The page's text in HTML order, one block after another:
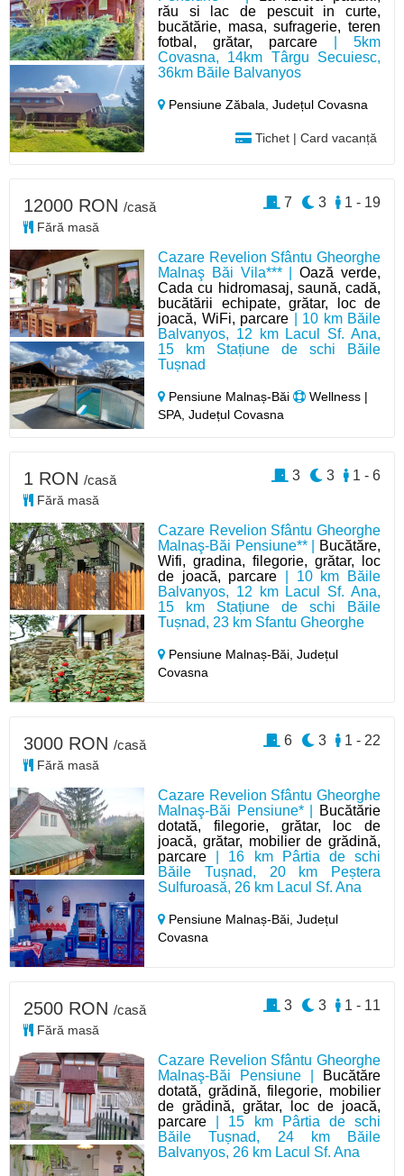
rău si lac de pescuit in curte,
bucătărie, masa, sufragerie, teren
fotbal, grătar, parcare | 5km
Covasna, 14km Târgu Secuiesc,
36km Băile Balvanyos
Pensiune Zăbala,Județul Covasna
Tichet | Card vacanță
Cazare Revelion Sfântu Gheorghe
Malnaş Băi Vila*** |Oază verde,
Cada cu hidromasaj, saună, cadă,
bucătării echipate, grătar, loc de
joacă, WiFi, parcare | 10 km Băile
Balvanyos, 12 km Lacul Sf. Ana,
15 km Stațiune de schi Băile
Tușnad
Pensiune Malnaș-Băi
Wellness |
SPA, Județul Covasna
12000 RON /casă
Fără masă
1 - 19
3
7
Cazare Revelion Sfântu Gheorghe
Malnaş-Băi Pensiune** |
Bucătăre,
Wifi, gradina, filegorie, grătar, loc
de joacă, parcare | 10 km Băile
Balvanyos, 12 km Lacul Sf. Ana,
15 km Stațiune de schi Băile
Tușnad, 23 km Sfantu Gheorghe
Pensiune Malnaș-Băi,Județul
Covasna
1 RON /casă
Fără masă
1 - 6
3
3
Cazare Revelion Sfântu Gheorghe
Malnaş-Băi Pensiune* |
Bucătărie
dotată, filegorie, grătar, loc de
joacă, grătar, mobilier de grădină,
parcare | 16 km Pârtia de schi
Băile Tușnad, 20 km Peștera
Sulfuroasă, 26 km Lacul Sf. Ana
Pensiune Malnaș-Băi,Județul
Covasna
3000 RON /casă
Fără masă
1 - 22
3
6
Cazare Revelion Sfântu Gheorghe
Malnaş-Băi Pensiune |
Bucătăre
dotată, grădină, filegorie, mobilier
de grădină, grătar, loc de joacă,
parcare | 15 km Pârtia de schi
Băile Tușnad, 24 km Băile
Balvanyos, 26 km Lacul Sf. Ana
2500 RON /casă
Fără masă
1 - 11
3
3